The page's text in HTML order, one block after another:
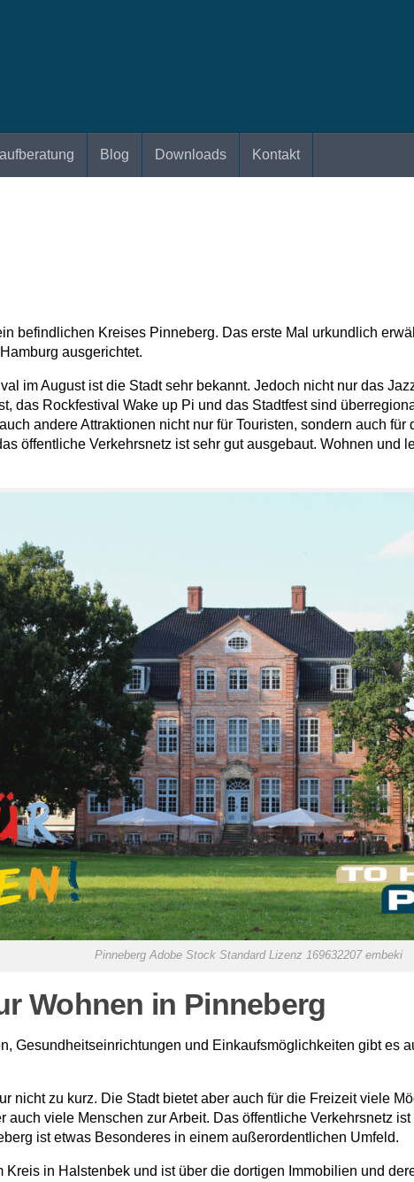
Blog Downloads Kontakt
befindlichen Kreises Pinneberg. Das erste Mal urkundlich
ausgerichtet.
im August ist die Stadt sehr bekannt. Jedoch nicht nur das
das Rockfestival Wake up Pi und das Stadtfest sind
andere Attraktionen nicht nur für Touristen, sondern auch
öffentliche Verkehrsnetz ist sehr gut ausgebaut. Wohnen und
Pinneberg Adobe Stock Standard Lizenz 169632207 embeki
Wohnen in Pinneberg
Gesundheitseinrichtungen und Einkaufsmöglichkeiten gibt es
nicht zu kurz. Die Stadt bietet aber auch für die Freizeit viele
auch viele Menschen zur Arbeit. Das öffentliche Verkehrsnetz
ist etwas Besonderes in einem außerordentlichen Umfeld.
in Halstenbek und ist über die dortigen Immobilien und